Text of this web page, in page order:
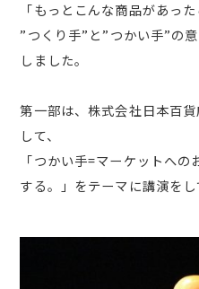
「もっとこんな商品があっ
”つくり手”と”つかい手”の
しました。
第一部は、株式会社日本百
して、
「つかい手=マーケットへ
する。」をテーマに講演をし